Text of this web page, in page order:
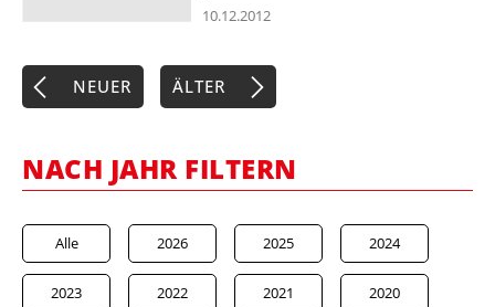
10.12.2012
NEUER ÄLTER
NACH JAHR FILTERN
Alle 2026 2025 2024
2023 2022 2021 2020